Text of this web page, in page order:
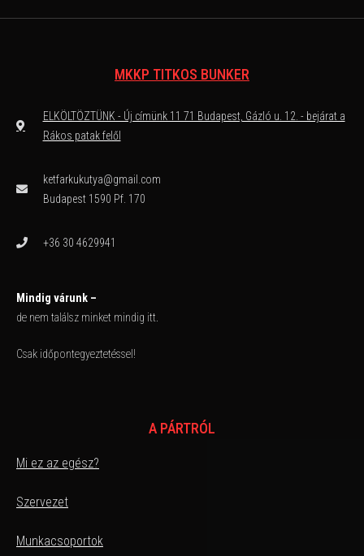
MKKP TITKOS BUNKER
ELKÖLTÖZTÜNK - Új címünk 11 71 Budapest, Gázló u. 12. - bejárat a
Rákos patak felől
ketfarkukutya@gmail.com
Budapest 1590 Pf. 170
+36 30 4629941
Mindig várunk –
de nem találsz minket mindig itt.
Csak időpontegyeztetéssel!
A PÁRTRÓL
Mi ez az egész?
Szervezet
Munkacsoportok